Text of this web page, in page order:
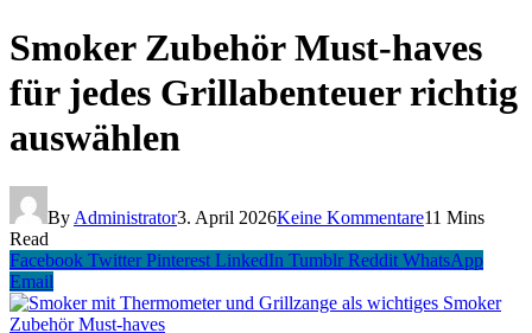
Smoker Zubehör Must-haves
für jedes Grillabenteuer richtig
auswählen
By Administrator3. April 2026Keine Kommentare11 Mins
Read
Facebook Twitter Pinterest LinkedIn Tumblr Reddit WhatsApp
Email